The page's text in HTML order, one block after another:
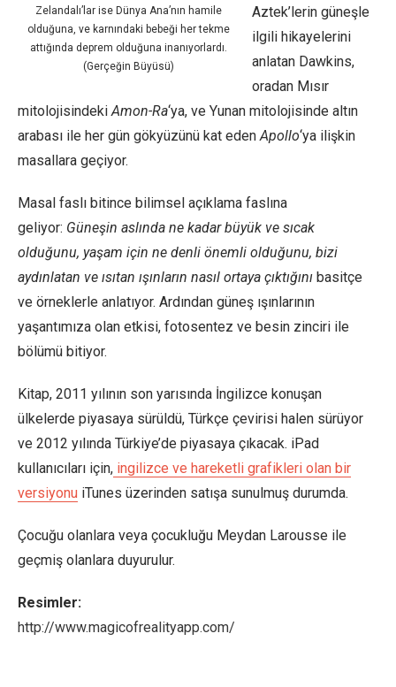
Zelandalı’lar ise Dünya Ana’nın hamile
olduğuna, ve karnındaki bebeği her tekme
attığında deprem olduğuna inanıyorlardı.
(Gerçeğin Büyüsü)
Aztek’lerin güneşle
ilgili hikayelerini
anlatan Dawkins,
oradan Mısır
mitolojisindeki Amon-Ra‘ya, ve Yunan mitolojisinde altın
arabası ile her gün gökyüzünü kat eden Apollo‘ya ilişkin
masallara geçiyor.
Masal faslı bitince bilimsel açıklama faslına
geliyor: Güneşin aslında ne kadar büyük ve sıcak
olduğunu, yaşam için ne denli önemli olduğunu, bizi
aydınlatan ve ısıtan ışınların nasıl ortaya çıktığını basitçe
ve örneklerle anlatıyor. Ardından güneş ışınlarının
yaşantımıza olan etkisi, fotosentez ve besin zinciri ile
bölümü bitiyor.
Kitap, 2011 yılının son yarısında İngilizce konuşan
ülkelerde piyasaya sürüldü, Türkçe çevirisi halen sürüyor
ve 2012 yılında Türkiye’de piyasaya çıkacak. iPad
kullanıcıları için, ingilizce ve hareketli grafikleri olan bir
versiyonu iTunes üzerinden satışa sunulmuş durumda.
Çocuğu olanlara veya çocukluğu Meydan Larousse ile
geçmiş olanlara duyurulur.
Resimler:
http://www.magicofrealityapp.com/